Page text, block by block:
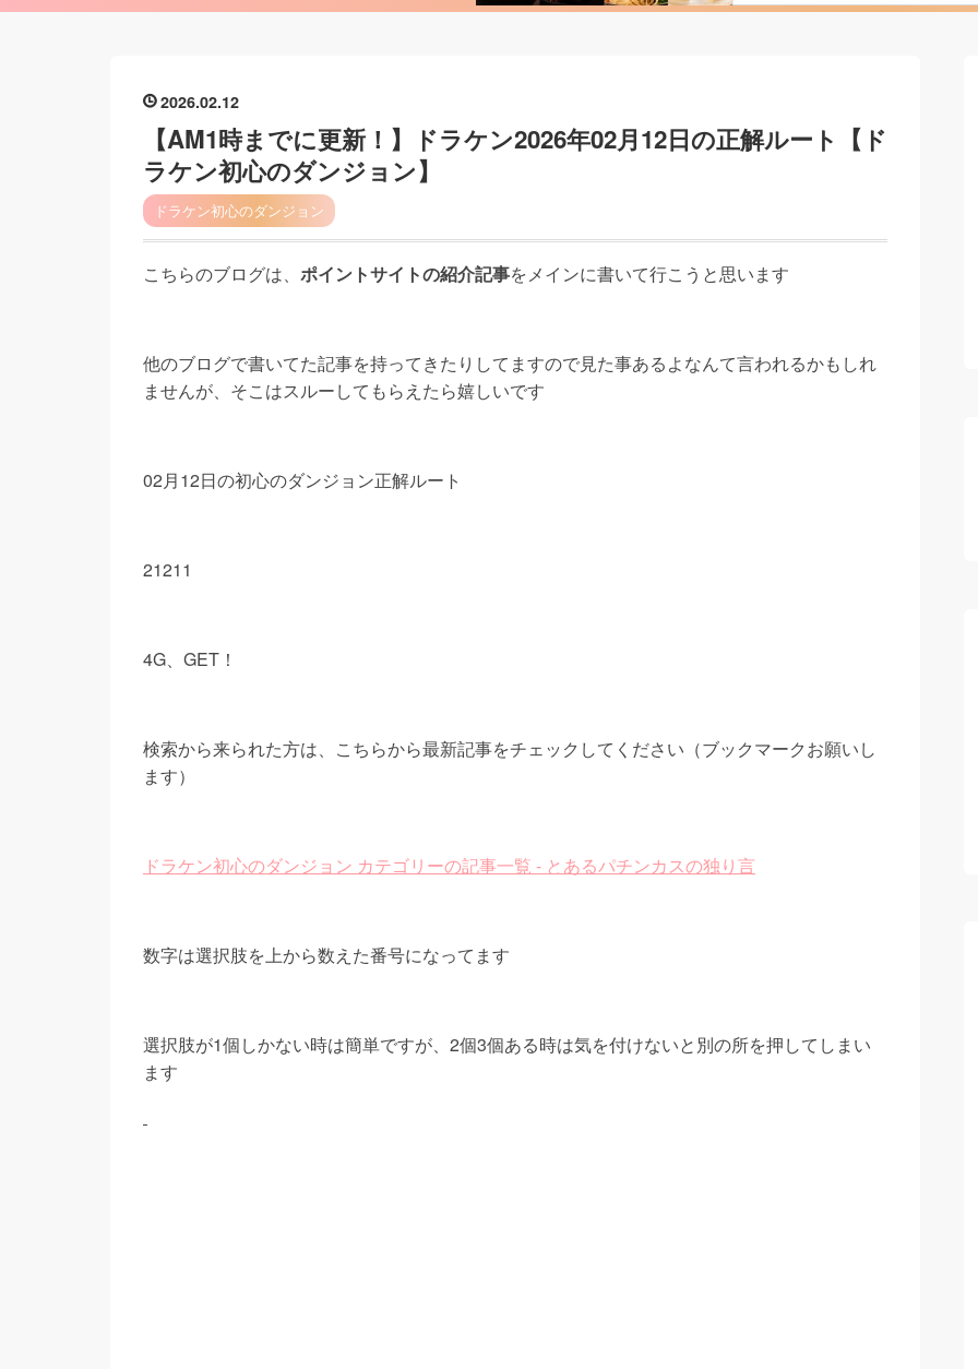
2026 02 12
【AM1時までに更新！】ドラケン2026年02月12日の正解ルート【ド
ラケン初心のダンジョン】
ドラケン初心のダンジョン
こちらのブログは、 ポイントサイトの紹介記事をメインに書いて行こうと思います
他のブログで書いてた記事を持ってきたりしてますので見た事あるよなんて言われるかもしれ
ませんが、そこはスルーしてもらえたら嬉しいです
02月12日の初心のダンジョン正解ルート
21211
4G、GET！
検索から来られた方は、こちらから最新記事をチェックしてください（ブックマークお願いし
ます）
ドラケン初心のダンジョン カテゴリーの記事一覧 - とあるパチンカスの独り言
数字は選択肢を上から数えた番号になってます
選択肢が1個しかない時は簡単ですが、2個3個ある時は気を付けないと別の所を押してしまい
ます